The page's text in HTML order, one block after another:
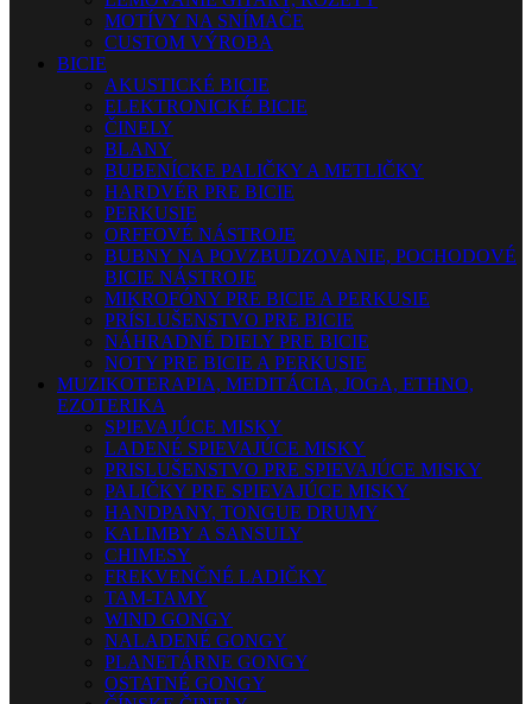
MOTÍVY NA SNÍMAČE
CUSTOM VÝROBA
BICIE
AKUSTICKÉ BICIE
ELEKTRONICKÉ BICIE
ČINELY
BLANY
BUBENÍCKE PALIČKY A METLIČKY
HARDVÉR PRE BICIE
PERKUSIE
ORFFOVÉ NÁSTROJE
BUBNY NA POVZBUDZOVANIE, POCHODOVÉ
BICIE NÁSTROJE
MIKROFÓNY PRE BICIE A PERKUSIE
PRÍSLUŠENSTVO PRE BICIE
NÁHRADNÉ DIELY PRE BICIE
NOTY PRE BICIE A PERKUSIE
MUZIKOTERAPIA, MEDITÁCIA, JOGA, ETHNO,
EZOTERIKA
SPIEVAJÚCE MISKY
LADENÉ SPIEVAJÚCE MISKY
PRISLUŠENSTVO PRE SPIEVAJÚCE MISKY
PALIČKY PRE SPIEVAJÚCE MISKY
HANDPANY, TONGUE DRUMY
KALIMBY A SANSULY
CHIMESY
FREKVENČNÉ LADIČKY
TAM-TAMY
WIND GONGY
NALADENÉ GONGY
PLANETÁRNE GONGY
OSTATNÉ GONGY